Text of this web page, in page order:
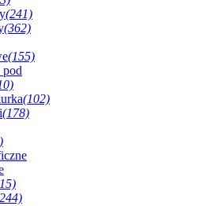
(241)
(362)
(155)
pod
(102)
(178)